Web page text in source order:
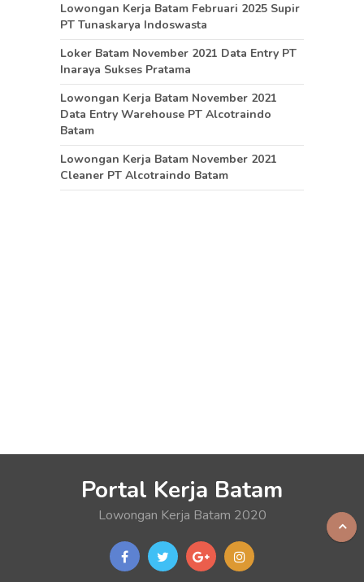
Lowongan Kerja Batam Februari 2025 Supir
PT Tunaskarya Indoswasta
Loker Batam November 2021 Data Entry PT
Inaraya Sukses Pratama
Lowongan Kerja Batam November 2021
Data Entry Warehouse PT Alcotraindo
Batam
Lowongan Kerja Batam November 2021
Cleaner PT Alcotraindo Batam
Portal Kerja Batam
Lowongan Kerja Batam 2020